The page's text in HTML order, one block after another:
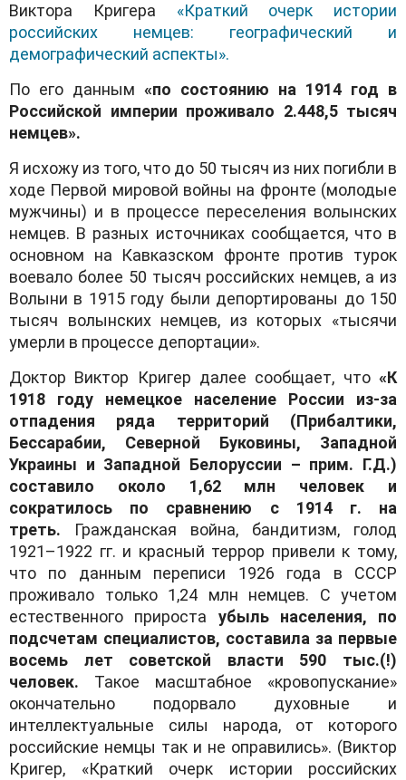
Виктора Кригера «Краткий очерк истории
российских немцев: географический и
демографический аспекты».
По его данным «по состоянию на 1914 год в
Российской империи проживало 2.448,5 тысяч
немцев».
Я исхожу из того, что до 50 тысяч из них погибли в
ходе Первой мировой войны на фронте (молодые
мужчины) и в процессе переселения волынских
немцев. В разных источниках сообщается, что в
основном на Кавказском фронте против турок
воевало более 50 тысяч российских немцев, а из
Волыни в 1915 году были депортированы до 150
тысяч волынских немцев, из которых «тысячи
умерли в процессе депортации».
Доктор Виктор Кригер далее сообщает, что «К
1918 году немецкое население России из-за
отпадения ряда территорий (Прибалтики,
Бессарабии, Северной Буковины, Западной
Украины и Западной Белоруссии – прим. Г.Д.)
составило около 1,62 млн человек и
сократилось по сравнению с 1914 г. на
треть. Гражданская война, бандитизм, голод
1921–1922 гг. и красный террор привели к тому,
что по данным переписи 1926 года в СССР
проживало только 1,24 млн немцев. С учетом
естественного прироста убыль населения, по
подсчетам специалистов, составила за первые
восемь лет советской власти 590 тыс.(!)
человек. Такое масштабное «кровопускание»
окончательно подорвало духовные и
интеллектуальные силы народа, от которого
российские немцы так и не оправились». (Виктор
Кригер, «Краткий очерк истории российских